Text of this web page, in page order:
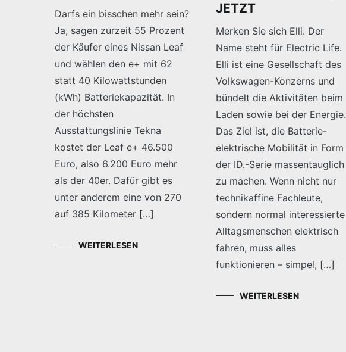
Darfs ein bisschen mehr sein?
Ja, sagen zurzeit 55 Prozent
der Käufer eines Nissan Leaf
und wählen den e+ mit 62
statt 40 Kilowattstunden
(kWh) Batteriekapazität. In
der höchsten
Ausstattungslinie Tekna
kostet der Leaf e+ 46.500
Euro, also 6.200 Euro mehr
als der 40er. Dafür gibt es
unter anderem eine von 270
auf 385 Kilometer […]
WEITERLESEN
JETZT
Merken Sie sich Elli. Der
Name steht für Electric Life.
Elli ist eine Gesellschaft des
Volkswagen-Konzerns und
bündelt die Aktivitäten beim
Laden sowie bei der Energie.
Das Ziel ist, die Batterie-
elektrische Mobilität in Form
der ID.-Serie massentauglich
zu machen. Wenn nicht nur
technikaffine Fachleute,
sondern normal interessierte
Alltagsmenschen elektrisch
fahren, muss alles
funktionieren – simpel, […]
WEITERLESEN